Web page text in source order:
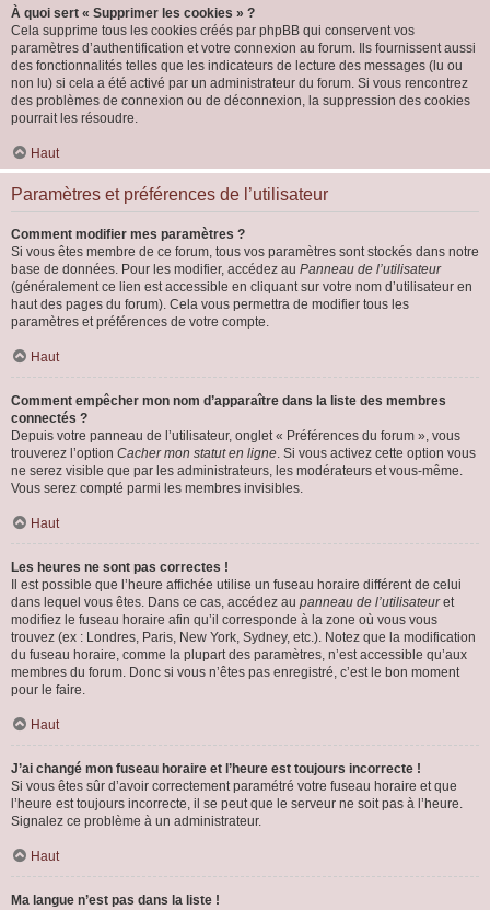
À quoi sert « Supprimer les cookies » ?
Cela supprime tous les cookies créés par phpBB qui conservent vos
paramètres d’authentification et votre connexion au forum. Ils fournissent aussi
des fonctionnalités telles que les indicateurs de lecture des messages (lu ou
non lu) si cela a été activé par un administrateur du forum. Si vous rencontrez
des problèmes de connexion ou de déconnexion, la suppression des cookies
pourrait les résoudre.
Haut
Paramètres et préférences de l’utilisateur
Comment modifier mes paramètres ?
Si vous êtes membre de ce forum, tous vos paramètres sont stockés dans notre
base de données. Pour les modifier, accédez au Panneau de l’utilisateur
(généralement ce lien est accessible en cliquant sur votre nom d’utilisateur en
haut des pages du forum). Cela vous permettra de modifier tous les
paramètres et préférences de votre compte.
Haut
Comment empêcher mon nom d’apparaître dans la liste des membres
connectés ?
Depuis votre panneau de l’utilisateur, onglet « Préférences du forum », vous
trouverez l’option Cacher mon statut en ligne. Si vous activez cette option vous
ne serez visible que par les administrateurs, les modérateurs et vous-même.
Vous serez compté parmi les membres invisibles.
Haut
Les heures ne sont pas correctes !
Il est possible que l’heure affichée utilise un fuseau horaire différent de celui
dans lequel vous êtes. Dans ce cas, accédez au panneau de l’utilisateuret
modifiez le fuseau horaire afin qu’il corresponde à la zone où vous vous
trouvez (ex : Londres, Paris, New York, Sydney, etc.). Notez que la modification
du fuseau horaire, comme la plupart des paramètres, n’est accessible qu’aux
membres du forum. Donc si vous n’êtes pas enregistré, c’est le bon moment
pour le faire.
Haut
J’ai changé mon fuseau horaire et l’heure est toujours incorrecte !
Si vous êtes sûr d’avoir correctement paramétré votre fuseau horaire et que
l’heure est toujours incorrecte, il se peut que le serveur ne soit pas à l’heure.
Signalez ce problème à un administrateur.
Haut
Ma langue n’est pas dans la liste !